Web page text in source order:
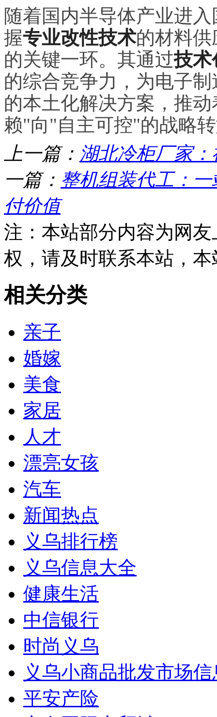
随着国内半导体产业进
握专业改性技术的材料
的关键一环。其通过技术
的综合竞争力，为电子
的本土化解决方案，推
赖"向"自主可控"的战略
上一篇： 湖北冷柜厂家
一篇： 整机组装代工：
付价值
注：本站部分内容为网
权，请及时联系本站，
相关分类
亲子
婚嫁
美食
家居
人才
漂亮女孩
汽车
新闻热点
义乌排行榜
义乌信息大全
健康生活
中信银行
时尚义乌
义乌小商品批发市场
平安产险